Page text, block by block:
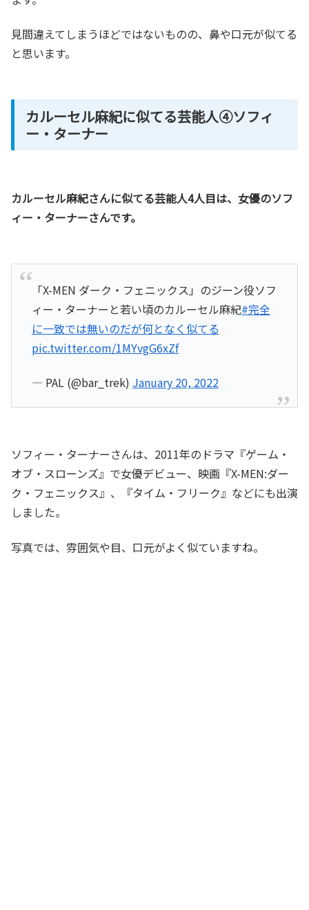
見間違えてしまうほどではないものの、鼻や口元が似てる
と思います。
カルーセル麻紀に似てる芸能人④ソフィ
ー・ターナー
カルーセル麻紀さんに似てる芸能人4人目は、女優のソフ
ィー・ターナーさんです。
「X-MEN ダーク・フェニックス」のジーン役ソフ
ィー・ターナーと若い頃のカルーセル麻紀#完全
に一致では無いのだが何となく似てる
pic.twitter.com/1MYvgG6xZf
— PAL (@bar_trek) January 20, 2022
ソフィー・ターナーさんは、2011年のドラマ『ゲーム・
オブ・スローンズ』で女優デビュー、映画『X-MEN:ダー
ク・フェニックス』、『タイム・フリーク』などにも出演
しました。
写真では、雰囲気や目、口元がよく似ていますね。